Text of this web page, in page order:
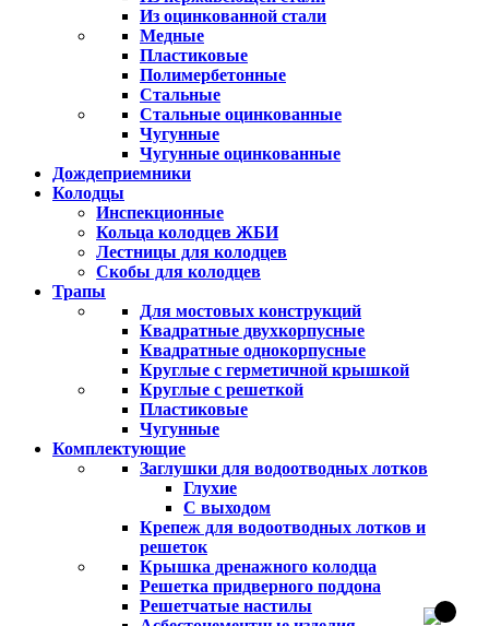
Из оцинкованной стали
Медные
Пластиковые
Полимербетонные
Стальные
Стальные оцинкованные
Чугунные
Чугунные оцинкованные
Дождеприемники
Колодцы
Инспекционные
Кольца колодцев ЖБИ
Лестницы для колодцев
Скобы для колодцев
Трапы
Для мостовых конструкций
Квадратные двухкорпусные
Квадратные однокорпусные
Круглые с герметичной крышкой
Круглые с решеткой
Пластиковые
Чугунные
Комплектующие
Заглушки для водоотводных лотков
Глухие
С выходом
Крепеж для водоотводных лотков и
решеток
Крышка дренажного колодца
Решетка придверного поддона
Решетчатые настилы